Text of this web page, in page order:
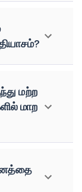
மற்ற
மாற